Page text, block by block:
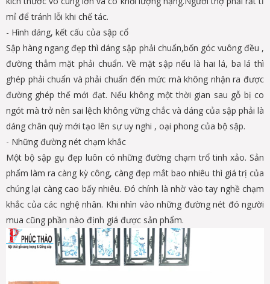
mỉ để tránh lỗi khi chế tác.
- Hình dáng, kết cấu của sập cổ
Sập hàng ngang đẹp thì dáng sập phải chuẩn,bốn góc vuông đều ,
đường thẳm mặt phải chuẩn. Về mặt sập nếu là hai lá, ba lá thì
ghép phải chuẩn và phải chuẩn đến mức mà không nhận ra được
đường ghép thế mới đạt. Nếu không một thời gian sau gỗ bị co
ngót mà trở nên sai lệch không vững chắc và dáng của sập phải là
dáng chân quỳ mới tạo lên sự uy nghi , oại phong của bộ sập.
- Những đường nét chạm khắc
Một bộ sập gụ đẹp luôn có những đường chạm trổ tinh xảo. Sản
phẩm làm ra càng kỳ công, càng đẹp mắt bao nhiêu thì giá trị của
chúng lại càng cao bấy nhiêu. Đó chính là nhờ vào tay nghề chạm
khắc của các nghệ nhân. Khi nhìn vào những đường nét đó người
mua cũng phần nào định giá được sản phẩm.